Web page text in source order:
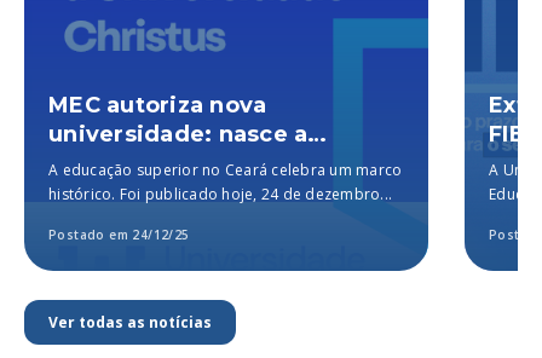
MEC autoriza nova
universidade: nasce a
Universidade Christus, a
melhor particular do Brasil,
A educação superior no Ceará celebra um marco
histórico. Foi publicado hoje, 24 de dezembro...
Postado em 24/12/25
FIES
A
Ver todas as notícias